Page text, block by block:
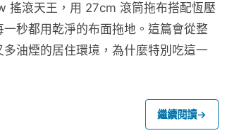
搖滾天王，用 27cm 滾筒拖布搭配恆壓
秒都用乾淨的布面拖地。這篇會從整
油煙的居住環境，為什麼特別吃這一
繼續閱讀→